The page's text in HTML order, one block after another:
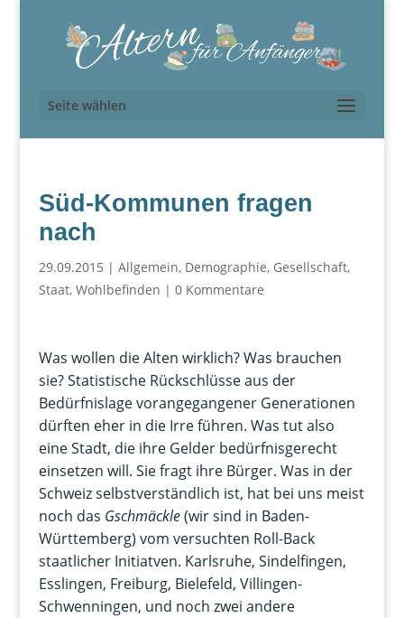
Seite wählen
Süd-Kommunen fragen
nach
29.09.2015 | Allgemein, Demographie, Gesellschaft,
Staat, Wohlbefinden | 0 Kommentare
Was wollen die Alten wirklich? Was brauchen
sie? Statistische Rückschlüsse aus der
Bedürfnislage vorangegangener Generationen
dürften eher in die Irre führen. Was tut also
eine Stadt, die ihre Gelder bedürfnisgerecht
einsetzen will. Sie fragt ihre Bürger. Was in der
Schweiz selbstverständlich ist, hat bei uns meist
noch das Gschmäckle(wir sind in Baden-
Württemberg) vom versuchten Roll-Back
staatlicher Initiatven. Karlsruhe, Sindelfingen,
Esslingen, Freiburg, Bielefeld, Villingen-
Schwenningen, und noch zwei andere